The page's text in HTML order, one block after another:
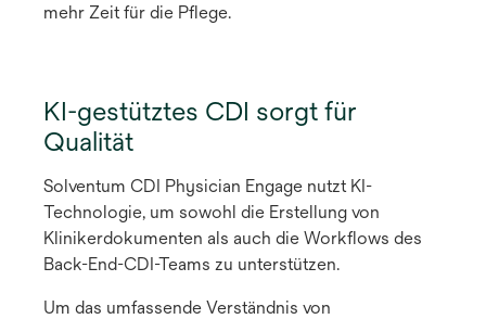
mehr Zeit für die Pflege.
KI-gestütztes CDI sorgt für
Qualität
Solventum CDI Physician Engage nutzt KI-
Technologie, um sowohl die Erstellung von
Klinikerdokumenten als auch die Workflows des
Back-End-CDI-Teams zu unterstützen.
Um das umfassende Verständnis von